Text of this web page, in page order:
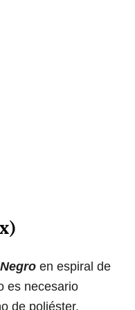
Negro en espiral de
es necesario
de poliéster.